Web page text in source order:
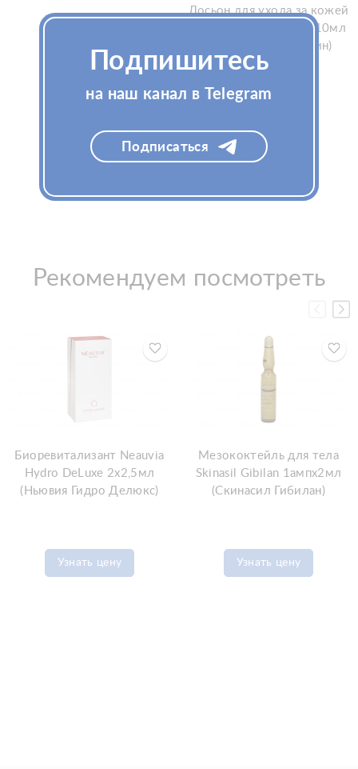
Узнать цену
Лосьон для ухода за кожей
Veluderm PURE SKIN, 10мл
(Велюдерм Пур Скин)
Рекомендуем посмотреть
Биоревитализант Neauvia
Hydro DeLuxe 2x2,5мл
(Ньювия Гидро Делюкс)
Узнать цену
Мезококтейль для тела
Skinasil Gibilan 1ампx2мл
(Скинасил Гибилан)
Узнать цену
Подпишитесь
на наш канал в Telegram
Подписаться